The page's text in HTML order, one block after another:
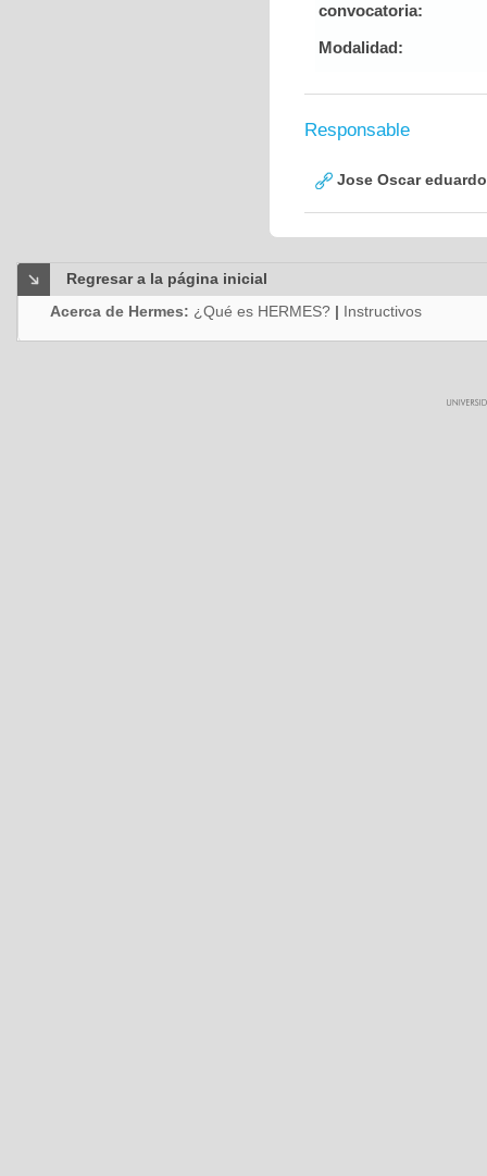
convocatoria:
Modalidad:
Responsable
Jose Oscar
Regresar a la página inicial
Acerca de Hermes: ¿Qué es HERMES? | Instructivos